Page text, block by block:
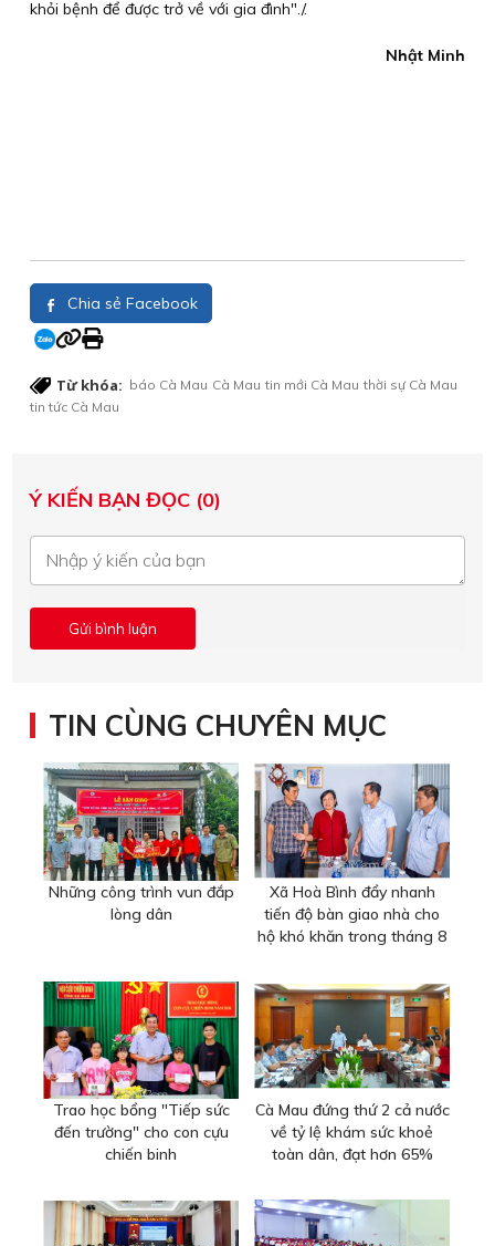
khỏi bệnh để được trở về với gia đình"./.
Nhật Minh
Chia sẻ Facebook
Từ khóa: báo Cà Mau Cà Mau tin mới Cà Mau thời sự Cà Mau
tin tức Cà Mau
Ý KIẾN BẠN ĐỌC (0)
TIN CÙNG CHUYÊN MỤC
Những công trình vun đắp
lòng dân
Xã Hoà Bình đẩy nhanh
tiến độ bàn giao nhà cho
hộ khó khăn trong tháng 8
Trao học bổng "Tiếp sức
đến trường" cho con cựu
chiến binh
Cà Mau đứng thứ 2 cả nước
về tỷ lệ khám sức khoẻ
toàn dân, đạt hơn 65%